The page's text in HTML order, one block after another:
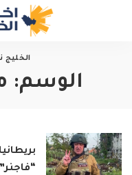
الخليج
الوسم:
“فاجنر”